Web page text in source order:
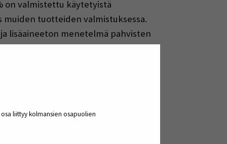
liittyy kolmansien osapuolien
on valmistettu käytetyistä
muiden tuotteiden valmistuksessa.
lisäaineeton menetelmä pahvisten
Unibake Finlandin ja
heidän tutkimusinfransa